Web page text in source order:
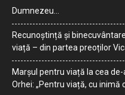
Dumnezeu…
Recunoștință și
viață – din partea preoților
Marșul pentru viață la cea de-
Orhei: „Pentru viață, cu inimă